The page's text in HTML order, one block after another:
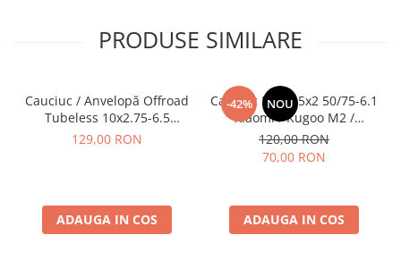
PRODUSE SIMILARE
Cauciuc / Anvelopă Offroad
Tubeless 10x2.75-6.5
KuKirin G2/G2 Master 2025
129,00 RON
ADAUGA IN COS
-42% NOU
Cauciuc Plin 8.5x2 50/75-6.1
Xiaomi / Kugoo M2 /
Ducati/Evergreen/Motus/
120,00 RON
70,00 RON
ADAUGA IN COS